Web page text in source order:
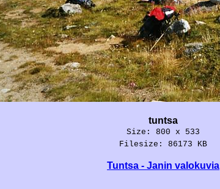
tuntsa
Size: 800 x 533
Filesize: 86173 KB
Tuntsa - Janin valokuvia